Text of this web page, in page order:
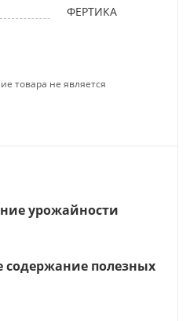
ФЕРТИКА
товара не является
урожайности
содержание полезных